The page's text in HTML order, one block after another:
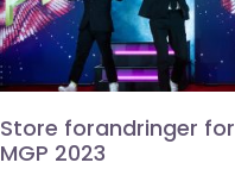
Store forandringer for
MGP 2023